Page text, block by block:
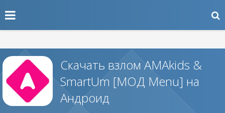
Скачать взлом AMAkids &
SmartUm [МОД Menu] на
Андроид